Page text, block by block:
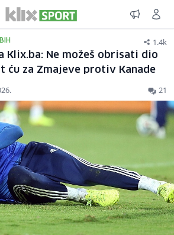
1.4k
Klix.ba: Ne možeš obrisati dio
ću za Zmajeve protiv Kanade
21